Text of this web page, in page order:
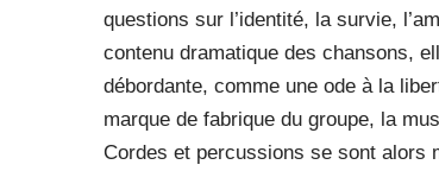
questions sur l’identité, la survie,
contenu dramatique des chansons,
débordante, comme une ode à la
marque de fabrique du groupe, la
Cordes et percussions se sont alors